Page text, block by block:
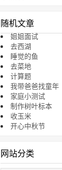
随机文章
姐姐面试
去西湖
睡觉的鱼
去菜地
计算题
我带爸爸找童年
家庭小测试
制作树叶标本
收玉米
开心中秋节
网站分类